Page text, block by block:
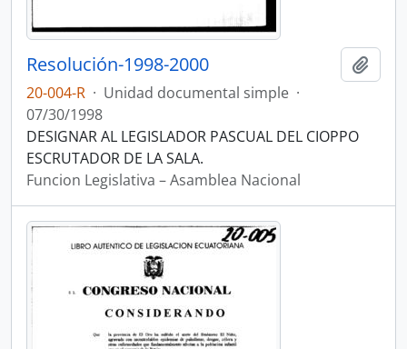
Resolución-1998-2000
20-004-R · Unidad documental simple ·
07/30/1998
DESIGNAR AL LEGISLADOR PASCUAL DEL CIOPPO
ESCRUTADOR DE LA SALA.
Funcion Legislativa – Asamblea Nacional